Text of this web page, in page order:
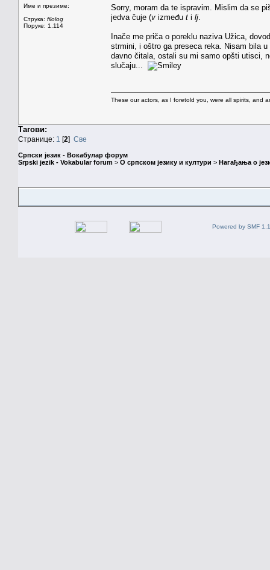
Име и презиме:
Струка: filolog
Поруке: 1.114
Sorry, moram da te ispravim. Mislim da se
jedva čuje (v između t i lj
Inače me priča o poreklu naziva Užica,
strmini, i oštro ga preseca reka. Nisam bila
davno čitala, ostali su mi samo opšti utisci,
slučaju...
These our actors, as I foretold you, were all spirits, and
Тагови:
Странице: 1 [2] Све
Српски језик - Вокабулар форум
Srpski jezik - Vokabular forum > О српском језику и култури > Нагађања о
Powered by SMF